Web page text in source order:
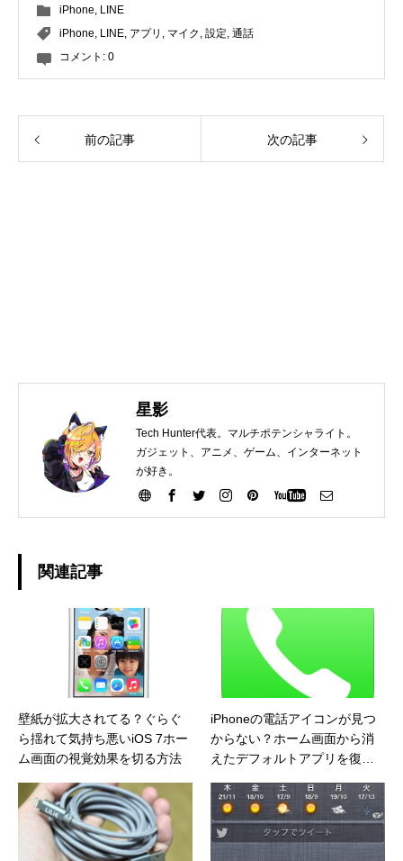
iPhone, LINE
iPhone, LINE, アプリ , マイク , 設定, 通話
コメント: 0
前の記事 次の記事
星影
Tech Hunter代表。マルチポテンシャライト。
ガジェット、アニメ、ゲーム、インターネット
が好き。
関連記事
壁紙が拡大されてる？ぐらぐ
ら揺れて気持ち悪いiOS 7ホー
ム画面の視覚効果を切る方法
iPhoneの電話アイコンが見つ
からない？ホーム画面から消
えたデフォルトアプリを復活